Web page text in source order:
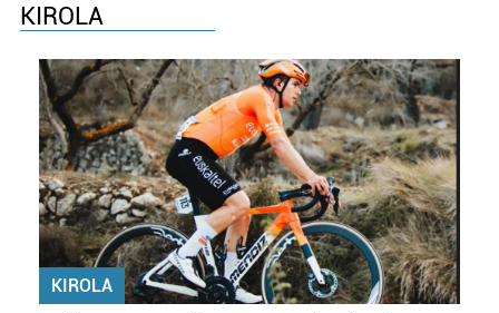
Lortu zure datu pertsonalak prozesatzeko moduari
buruzko informazio gehiago eta ezarri zure lehentasunak
datuen atalean. Edozein unetan alda edo ken dezakezu
zure baimena Cookieen adierazpenean.
Webgune honek cookie propioak eta hirugarrenen cookie-
fitxategiak erabiltzen ditu. Zure esperientzia eta
zerbitzuak hobetzeko asmoz, cookie teknologiaz
baliatzen gara. Ohar hau onartuz gero, teknologia hori
erabiltzeko baimen esplizitua ematen diguzu.Gehiago
irakurri
KIROLA
KIROLA